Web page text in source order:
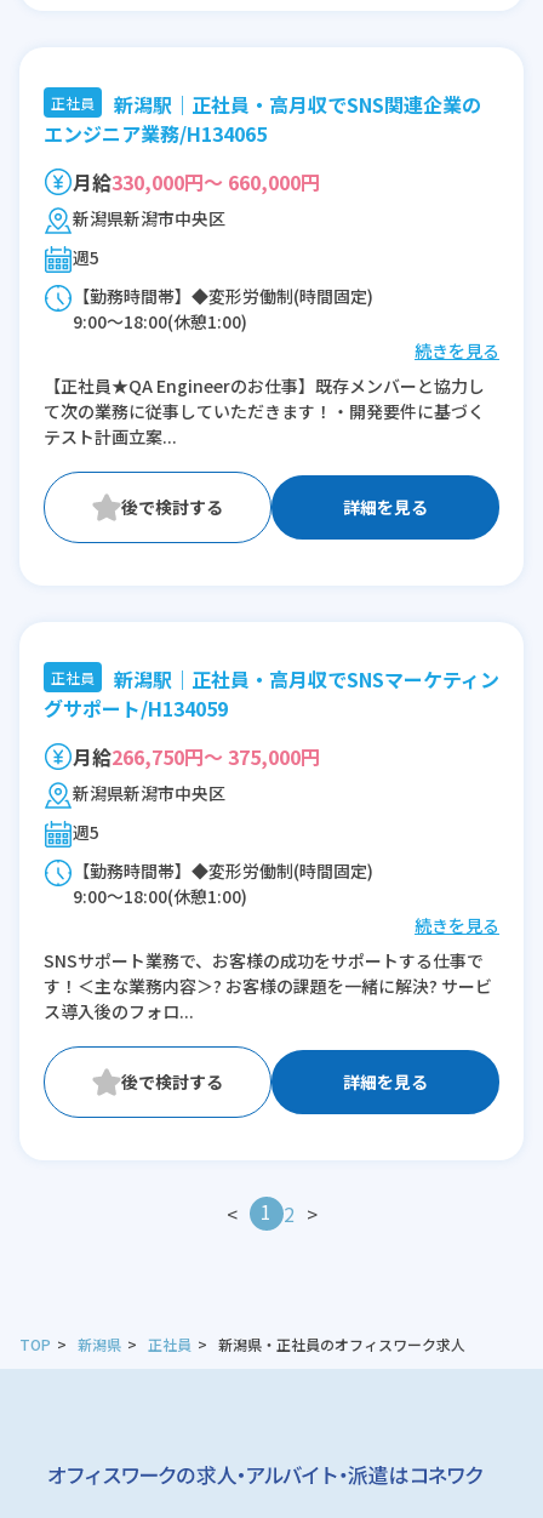
正社員
新潟駅｜正社員・高月収でSNS関連企業の
エンジニア業務/H134065
月給330,000円～ 660,000円
新潟県新潟市中央区
週5
【勤務時間帯】◆変形労働制(時間固定)
9:00〜18:00(休憩1:00)
※残業：10〜45時間程度/月
続きを見る
【正社員★QA Engineerのお仕事】既存メンバーと協力し
て次の業務に従事していただきます！・開発要件に基づく
テスト計画立案...
詳細を見る
正社員
新潟駅｜正社員・高月収でSNSマーケティン
グサポート/H134059
月給266,750円～ 375,000円
新潟県新潟市中央区
週5
【勤務時間帯】◆変形労働制(時間固定)
9:00〜18:00(休憩1:00)
※残業：10〜45時間程度/月
続きを見る
SNSサポート業務で、お客様の成功をサポートする仕事で
す！＜主な業務内容＞? お客様の課題を一緒に解決? サービ
ス導入後のフォロ...
詳細を見る
< 1 2 >
TOP 新潟県 正社員 新潟県・正社員のオフィスワーク求人